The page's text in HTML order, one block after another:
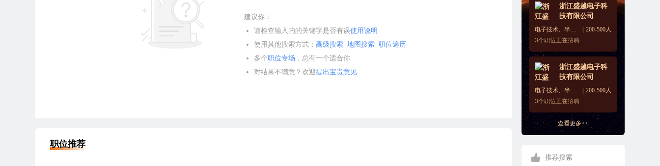
浙江盛越电子科
技有限公司
电子技术、半导体、集成电路
200-500人
3个职位正在招聘
浙江盛越电子科
技有限公司
电子技术、半导体、集成电路
200-500人
3个职位正在招聘
查看更多>>
推荐搜索
建议你：
请检查输入的的关键字是否有误使用说明
使用其他搜索方式： 高级搜索 地图搜索 职位遍历
多个职位专场 ，总有一个适合你
对结果不满意？欢迎提出宝贵意见
职位推荐